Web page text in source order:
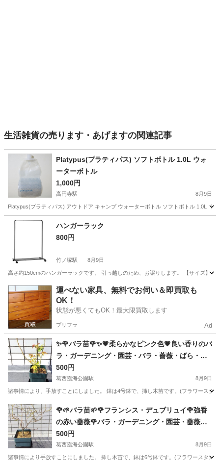
生活雑貨の売ります・あげますの関連記事
Platypus(プラティパス) ソフトボトル 1.0L ウォ
ーターボトル
1,000円
高円寺駅 8月9日
Platypus(プラティパス) アウトドア キャンプ ウォーターボトル ソフトボトル 1.0L 【
東京 杉並区 高円寺駅 家庭用品
ハンガーラック
800円
竹ノ塚駅 8月9日
高さ約150cmのハンガーラックです。 引っ越しのため、お譲りします。 【サイズ】
東京 足立区 竹ノ塚駅 生活雑貨 ラック
運べない家具、無料でお伺い＆即買取も
OK！
状態が悪くてもOK！最大限買取します
プリフラ Ad
✨🌹バラ苗🌹✨💗柔らかなピンク色💗良い香りのバ
ラ・ガーデニング・園芸・バラ・薔薇・ばら・バ
ラ苗・ばら苗・苗・花・植物・ER・イングリッシ
ュローズ
500円
葛西臨海公園駅 8月9日
諸事情により、手放すことにしました。 鉢は4号鉢で、挿し木苗です。(フラワースタ
東京 江戸川区 葛西臨海公園駅 バラ
🌹🌱バラ苗🌱🌹フランシス・デュブリュイ🌹強香
の赤い薔薇🌹バラ・ガーデニング・園芸・薔薇・
ばら・ばら苗・苗・花・植物
500円
葛西臨海公園駅 8月9日
諸事情により手放すことにしました。 挿し木苗で、鉢は6号鉢です。(フラワースタン